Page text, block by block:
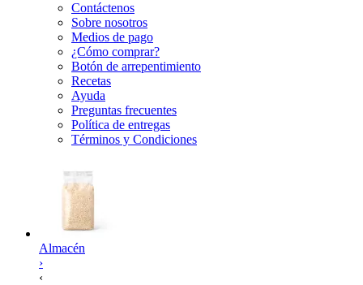
Contáctenos
Sobre nosotros
Medios de pago
¿Cómo comprar?
Botón de arrepentimiento
Recetas
Ayuda
Preguntas frecuentes
Política de entregas
Términos y Condiciones
Almacén
›
‹